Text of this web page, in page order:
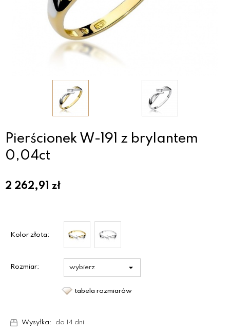
Pierścionek W-191 z brylantem
0,04ct
2 262,91 zł
Kolor złota:
Rozmiar:
tabela rozmiarów
Wysyłka: do 14 dni